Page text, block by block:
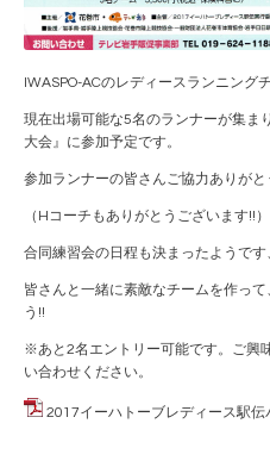
IWASPO-ACのレディースランニング
現在出場可能な5名のランナーが集ま
大会』に参加予定です。
参加ランナーの皆さんご協力ありがと
（Hコーチもありがとうございます!!）
合同練習会の日程も決まったようで
皆さんと一緒に素敵なチームを作っ
う!!
※あと2名エントリー可能です。ご興
い合わせください。
2017イーハトーブレディース駅